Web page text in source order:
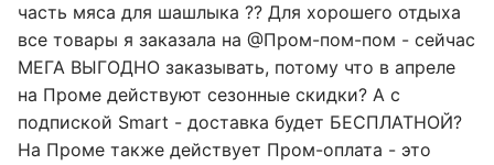
часть мяса для шашлыка ?? Для хорошего отдыха
все товары я заказала на @Пром-пом-пом - сейчас
МЕГА ВЫГОДНО заказывать, потому что в апреле
на Проме действуют сезонные скидки? А с
подпиской Smart - доставка будет БЕСПЛАТНОЙ?
На Проме также действует Пром-оплата - это